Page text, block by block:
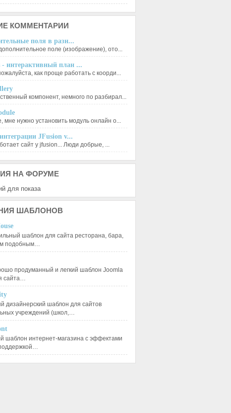
КОММЕНТАРИИ
поля в разн...
поле (изображение), ото...
интерактивный план ...
как проще работать с коорди...
компонент, немного по разбирал...
мне нужно установить модуль онлайн о...
JFusion v...
сайт у jfusion... Люди добрые, ...
НА ФОРУМЕ
для показа
ШАБЛОНОВ
шаблон для сайта ресторана, бара,
подобным…
продуманный и легкий шаблон Joomla
сайта…
дизайнерский шаблон для сайтов
учреждений (школ,…
шаблон интернет-магазина с эффектами